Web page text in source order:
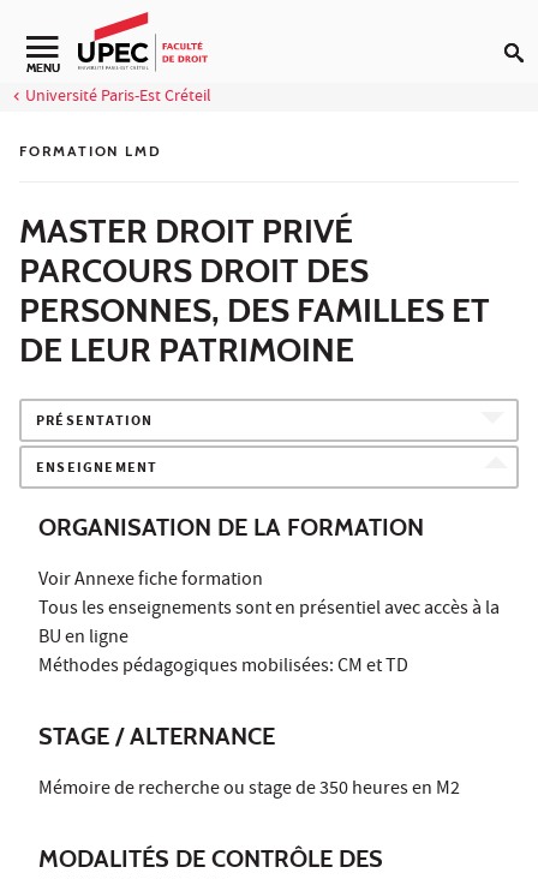
Aller au contenu
Navigation secondaire
MENU
Université Paris-Est Créteil
FORMATION LMD
MASTER DROIT PRIVÉ
PARCOURS DROIT DES
PERSONNES, DES FAMILLES ET
DE LEUR PATRIMOINE
PRÉSENTATION
ENSEIGNEMENT
ORGANISATION DE LA FORMATION
Voir Annexe fiche formation
Tous les enseignements sont en présentiel avec accès à la
BU en ligne
Méthodes pédagogiques mobilisées: CM et TD
STAGE / ALTERNANCE
Mémoire de recherche ou stage de 350 heures en M2
MODALITÉS DE CONTRÔLE DES